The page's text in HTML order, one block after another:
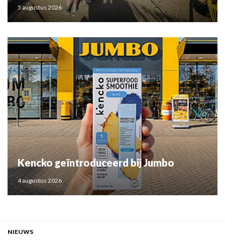
5 augustus 2026
Kencko geïntroduceerd bij Jumbo
4 augustus 2026
NIEUWS